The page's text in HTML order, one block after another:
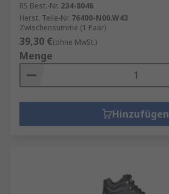
RS Best.-Nr. 234-8046
Herst. Teile-Nr. 76400-N00.W43
Zwischensumme (1 Paar)
39,30 €(ohne MwSt.)
Menge
Hinzufügen